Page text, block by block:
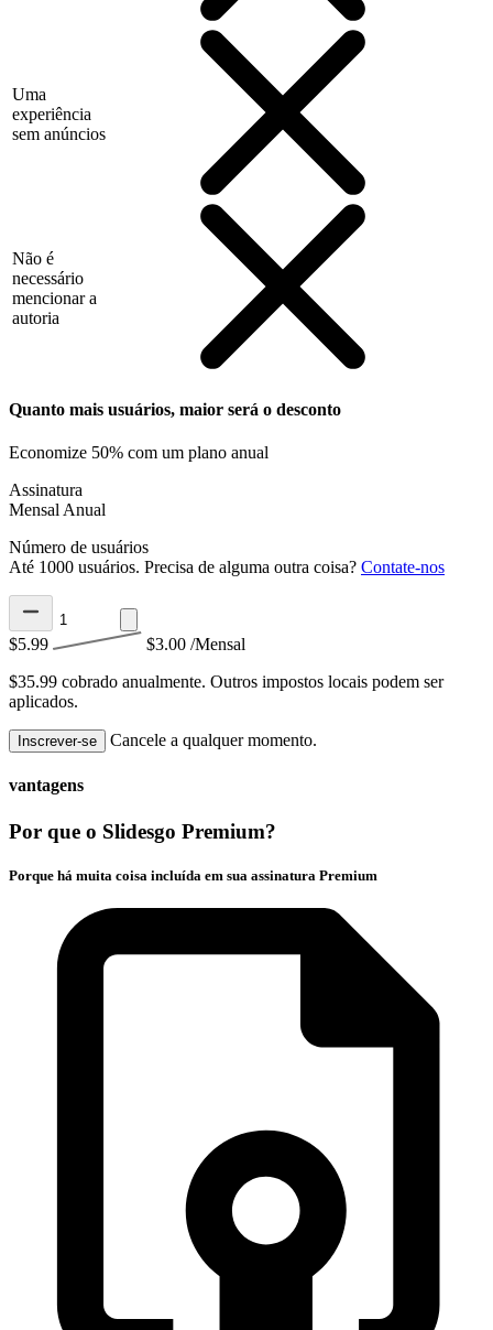
Uma
experiência
sem anúncios
Não é
necessário
mencionar a
autoria
Quanto mais usuários, maior será o desconto
Economize 50% com um plano anual
Assinatura
Mensal Anual
Número de usuários
Até 1000 usuários. Precisa de alguma outra coisa? Contate-nos
$5.99 $3.00 /Mensal
$35.99 cobrado anualmente. Outros impostos locais podem ser
aplicados.
Inscrever-se Cancele a qualquer momento.
vantagens
Por que o Slidesgo Premium?
Porque há muita coisa incluída em sua assinatura Premium